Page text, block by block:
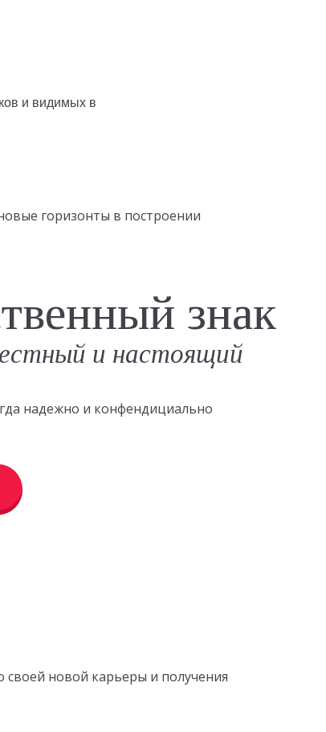
горизонты в построении
знак
и настоящий
надежно и конфендициально
своей новой карьеры и получения